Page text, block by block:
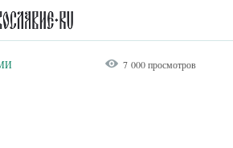
7 000 просмотров